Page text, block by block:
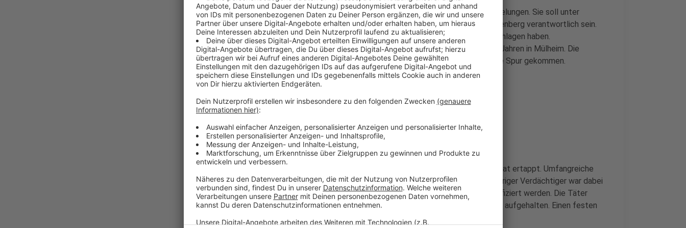
Der Polizei ist offenbar ein Schlag gegen eine Einbrecherbande gelungen. Sie soll unter
anderem für die Einbruchserie vor einem Jahr in Hamminkeln-Ringenberg verantwortlich sein.
Außerdem soll sie in Hünxe, Bonn oder Bergisch-Gladbach zugeschlagen haben.
Festgenommen wurden vier Tatverdächtige zwischen 25 und 40 Jahren in Mülheim. Die
Ermittler waren ihnen unter anderem durch DNA-Abgleiche auf die Spur gekommen.
Anzeige
Anzeige
Im Februar hatte die Polizei einen der Verdächtigen auf frischer Tat ertappt. Umfangreiche
Ermittlungen führten dann zu den anderen Festnahmen. Ein 34-jähriger Verdächtiger war dabei
auch bei der Auswertung einer Kamera in Hünxe-Drevenack identifiziert werden. Die Täter
hatten sich laut Polizei vor allem im Bereich Oberhausen/Mülheim aufgehalten. Einen festen
Wohnsitz haben sie aber laut Polizei nicht.